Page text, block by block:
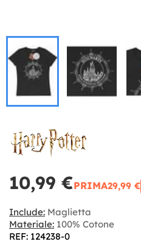
10,99 €PRIMA29,99 €
Include: Maglietta
Materiale: 100% Cotone
REF: 124238-0